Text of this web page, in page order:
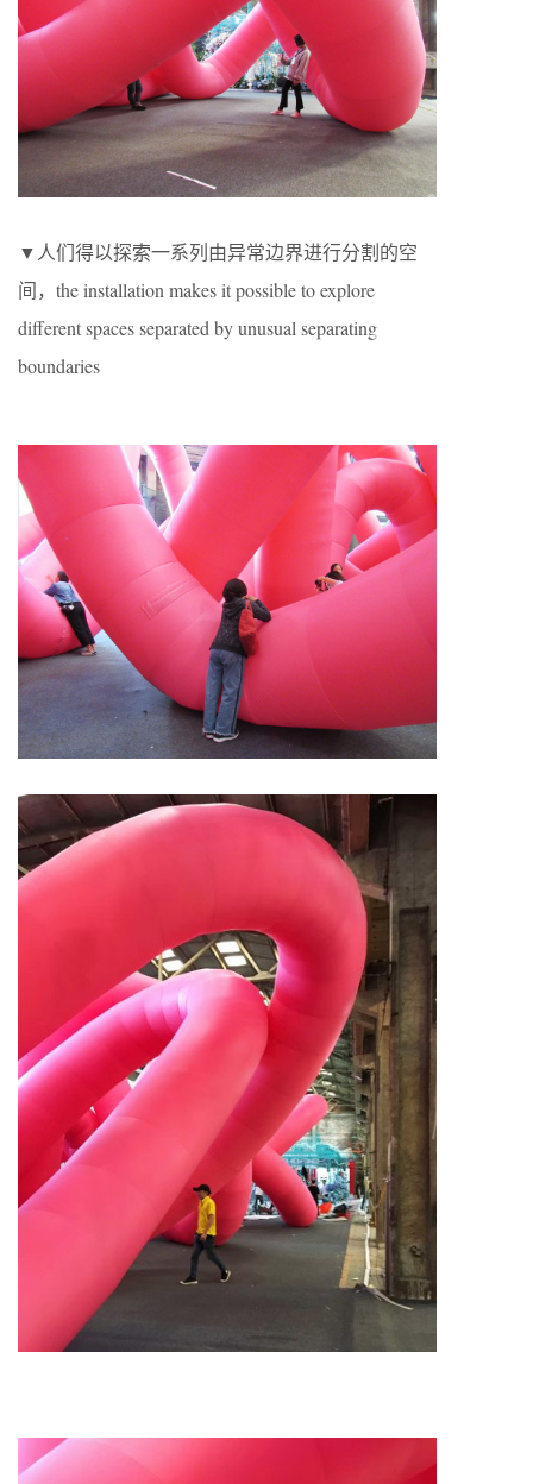
▼人们得以探索一系列由异常边界进行分割的空
间，the installation makes it possible to explore
different spaces separated by unusual separating
boundaries